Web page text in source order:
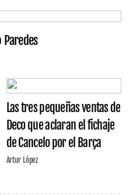
Paredes
Las tres pequeñas ventas de
Deco que aclaran el fichaje
de Cancelo por el Barça
Artur López